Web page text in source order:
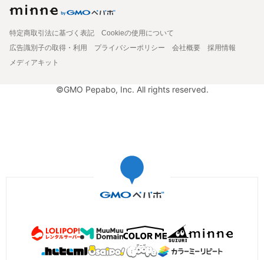
特定商取引法に基づく表記
Cookieの使用について
広告識別子の取得・利用
プライバシーポリシー 会社概要
採用情報
メディアキット
©GMO Pepabo, Inc. All rights reserved.